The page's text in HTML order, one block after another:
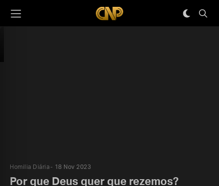
Homilia Diária 18 Nov 2023
Por que Deus quer que rezemos?